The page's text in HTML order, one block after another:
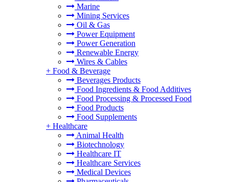
Marine
Mining Services
Oil & Gas
Power Equipment
Power Generation
Renewable Energy
Wires & Cables
+ Food & Beverage
Beverages Products
Food Ingredients & Food Additives
Food Processing & Processed Food
Food Products
Food Supplements
+ Healthcare
Animal Health
Biotechnology
Healthcare IT
Healthcare Services
Medical Devices